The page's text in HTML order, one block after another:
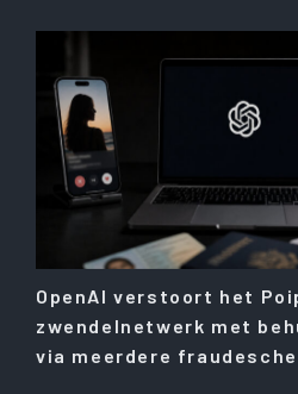
OpenAI verstoort het
zwendelnetwerk met
via meerdere